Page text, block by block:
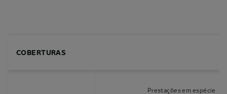
COBERTURAS
Prestações em espécie